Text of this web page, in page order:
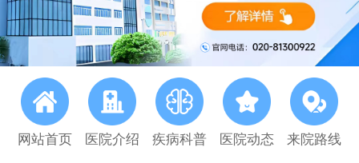
网站首页 医院介绍 疾病科普 医院动态 来院路线